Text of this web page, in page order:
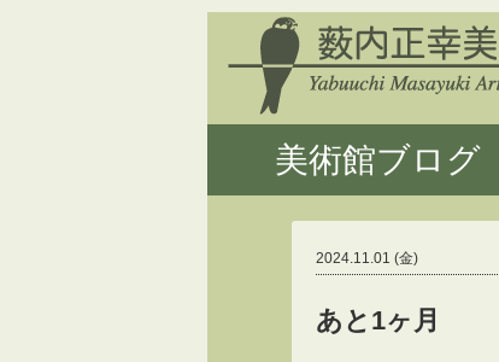
美術館ブログ
2024.11.01 (金)
あと1ヶ月